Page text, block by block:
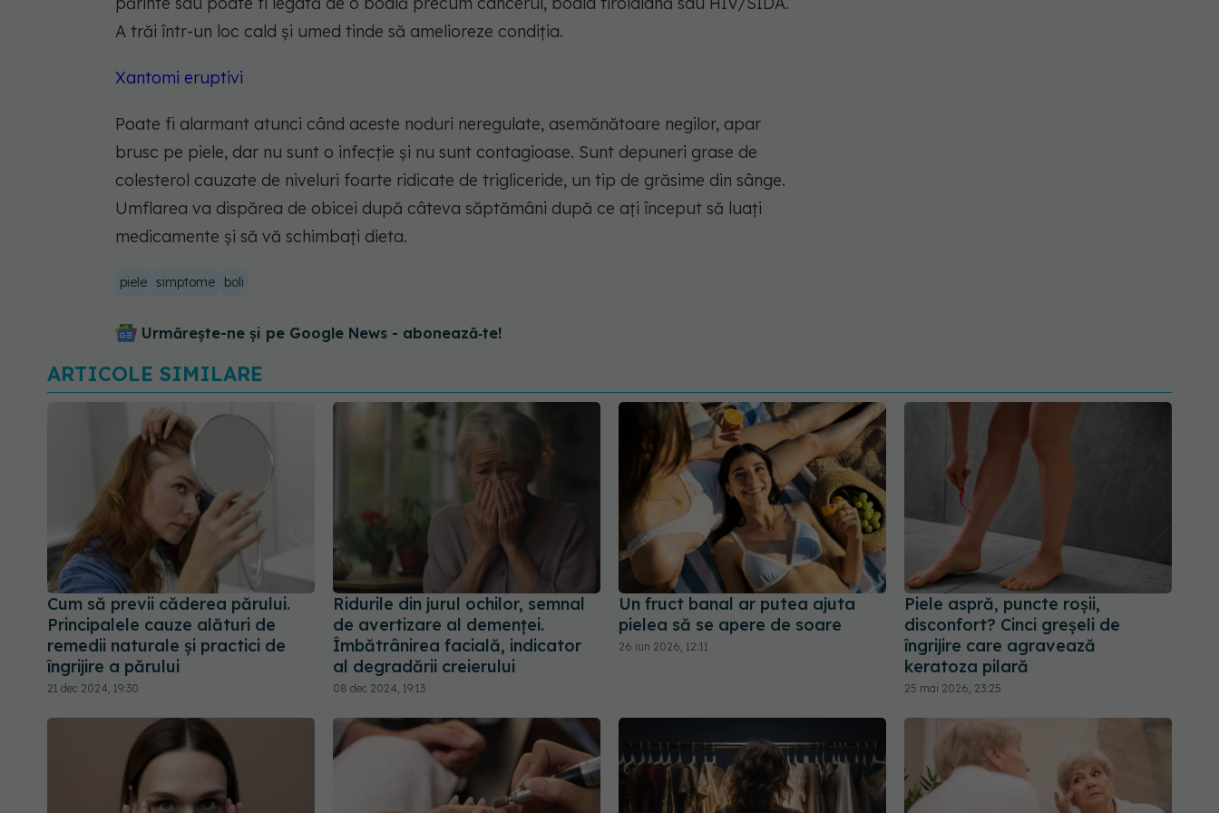
A trăi într-un loc cald și umed tinde să amelioreze condiția.
Xantomi eruptivi
Poate fi alarmant atunci când aceste noduri neregulate, asemănătoare negilor, apar
brusc pe piele, dar nu sunt o infecție și nu sunt contagioase. Sunt depuneri grase de
colesterol cauzate de niveluri foarte ridicate de trigliceride, un tip de grăsime din sânge.
Umflarea va dispărea de obicei după câteva săptămâni după ce ați început să luați
medicamente și să vă schimbați dieta.
piele simptome boli
Urmărește-ne și pe Google News - abonează‑te!
ARTICOLE SIMILARE
Cum să previi căderea părului.
Principalele cauze alături de
remedii naturale și practici de
îngrijire a părului
21 dec 2024, 19:30
Ridurile din jurul ochilor, semnal
de avertizare al demenței.
Îmbătrânirea facială, indicator
al degradării creierului
08 dec 2024, 19:13
Un fruct banal ar putea ajuta
pielea să se apere de soare
26 iun 2026, 12:11
Piele aspră, puncte roșii,
disconfort? Cinci greșeli de
îngrijire care agravează
keratoza pilară
25 mai 2026, 23:25